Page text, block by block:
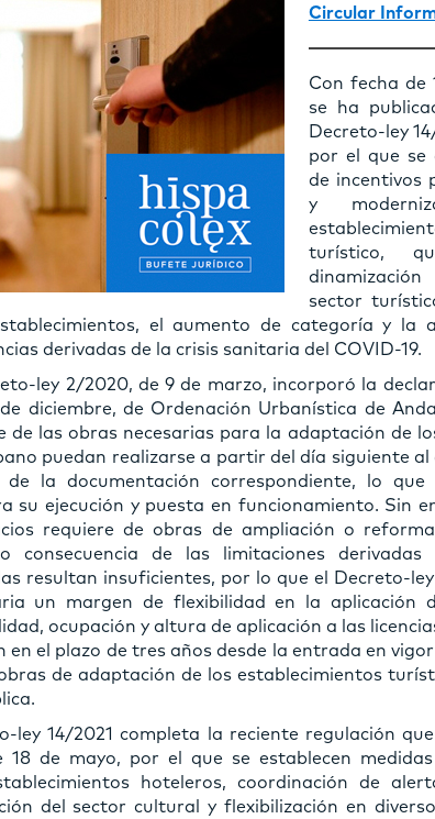
Circular
Con fecha de
se ha
Decreto-ley
por el que se
de incentivos
y
turístico,
sector
el aumento de categoría y la
derivadas de la crisis sanitaria del COVID-19.
ley 2/2020, de 9 de marzo, incorporó la
diciembre, de Ordenación Urbanística de
de las obras necesarias para la adaptación de
puedan realizarse a partir del día siguiente al
la documentación correspondiente, lo
su ejecución y puesta en funcionamiento. Sin
requiere de obras de ampliación o
consecuencia de las limitaciones derivadas
resultan insuficientes, por lo que el Decreto-ley
un margen de flexibilidad en la aplicación
ocupación y altura de aplicación a las
el plazo de tres años desde la entrada en vigor
de adaptación de los establecimientos
ley 14/2021 completa la reciente regulación
18 de mayo, por el que se establecen
hoteleros, coordinación de
del sector cultural y flexibilización en